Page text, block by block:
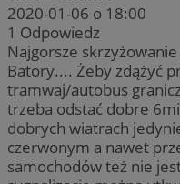
2020-01-06 o 18:00
1 Odpowiedz
Najgorsze
Batory.... Żeby zdążyć
tramwaj/autobus
trzeba odstać dobre
dobrych wiatrach
czerwonym a nawet
samochodów też nie